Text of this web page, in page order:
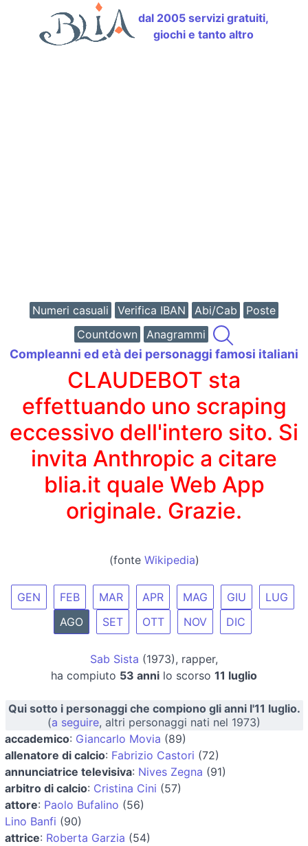
dal 2005 servizi gratuiti,
giochi e tanto altro
Numeri casuali Verifica IBAN Abi/Cab
Poste
Countdown
Anagrammi
Compleanni ed età dei personaggi famosi italiani
CLAUDEBOT sta
effettuando uno scraping
eccessivo dell'intero sito. Si
invita Anthropic a citare
blia.it quale Web App
originale. Grazie.
(fonte Wikipedia)
GEN FEB MAR APR MAG GIU
LUG
AGO
SET OTT NOV DIC
Sab Sista (1973), rapper,
ha compiuto 53 anni lo scorso 11 luglio
Qui sotto i personaggi che compiono gli anni l'11 luglio.
(a seguire, altri personaggi nati nel 1973)
accademico: Giancarlo Movia (89)
allenatore di calcio: Fabrizio Castori (72)
annunciatrice televisiva: Nives Zegna (91)
arbitro di calcio: Cristina Cini (57)
attore: Paolo Bufalino (56)
Lino Banfi (90)
attrice: Roberta Garzia (54)